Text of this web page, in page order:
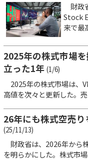
財政
Stock
来で最
2025年の株式市場
立った1年 (1/6)
2025年の株式市場は、
高値を次々と更新した。
26年にも株式空売
(25/11/13)
財政省は、2026年から
を明らかにした。株式市